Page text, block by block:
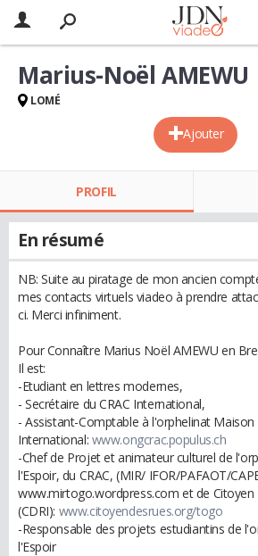
Ajouter
Marius-Noël AMEWU
LOMÉ
PROFIL
En résumé
NB: Suite au piratage de mon ancien
mes contacts virtuels viadeo à prendre
ci. Merci infiniment.
Pour Connaître Marius Noël AMEWU en
Il est:
-Etudiant en lettres modernes,
- Secrétaire du CRAC International,
- Assistant-Comptable à l'orphelinat Maison
International: www.ongcrac.populus.ch
-Chef de Projet et animateur culturel de
l'Espoir, du CRAC, (MIR/ IFOR/PAFAOT/
www.mirtogo.wordpress.com et de Citoyen
(CDRI): www.citoyendesrues.org/togo
-Responsable des projets estudiantins de
l'Espoir